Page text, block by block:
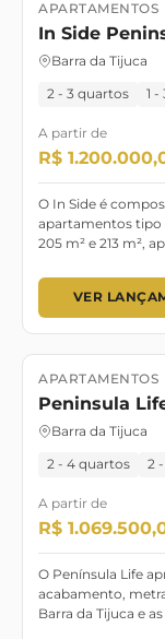
Lançamento
APARTAMENTOS
In Side
Barra da Tijuca
2 - 3 quartos 1 -
A partir de
R$
O In Side é
apartamentos tipo
205 m² e 213 m²,
VER
Lançamento
APARTAMENTOS
Peninsula
Barra da Tijuca
2 - 4 quartos 2
A partir de
R$
O Península Life
acabamento,
Barra da Tijuca e as